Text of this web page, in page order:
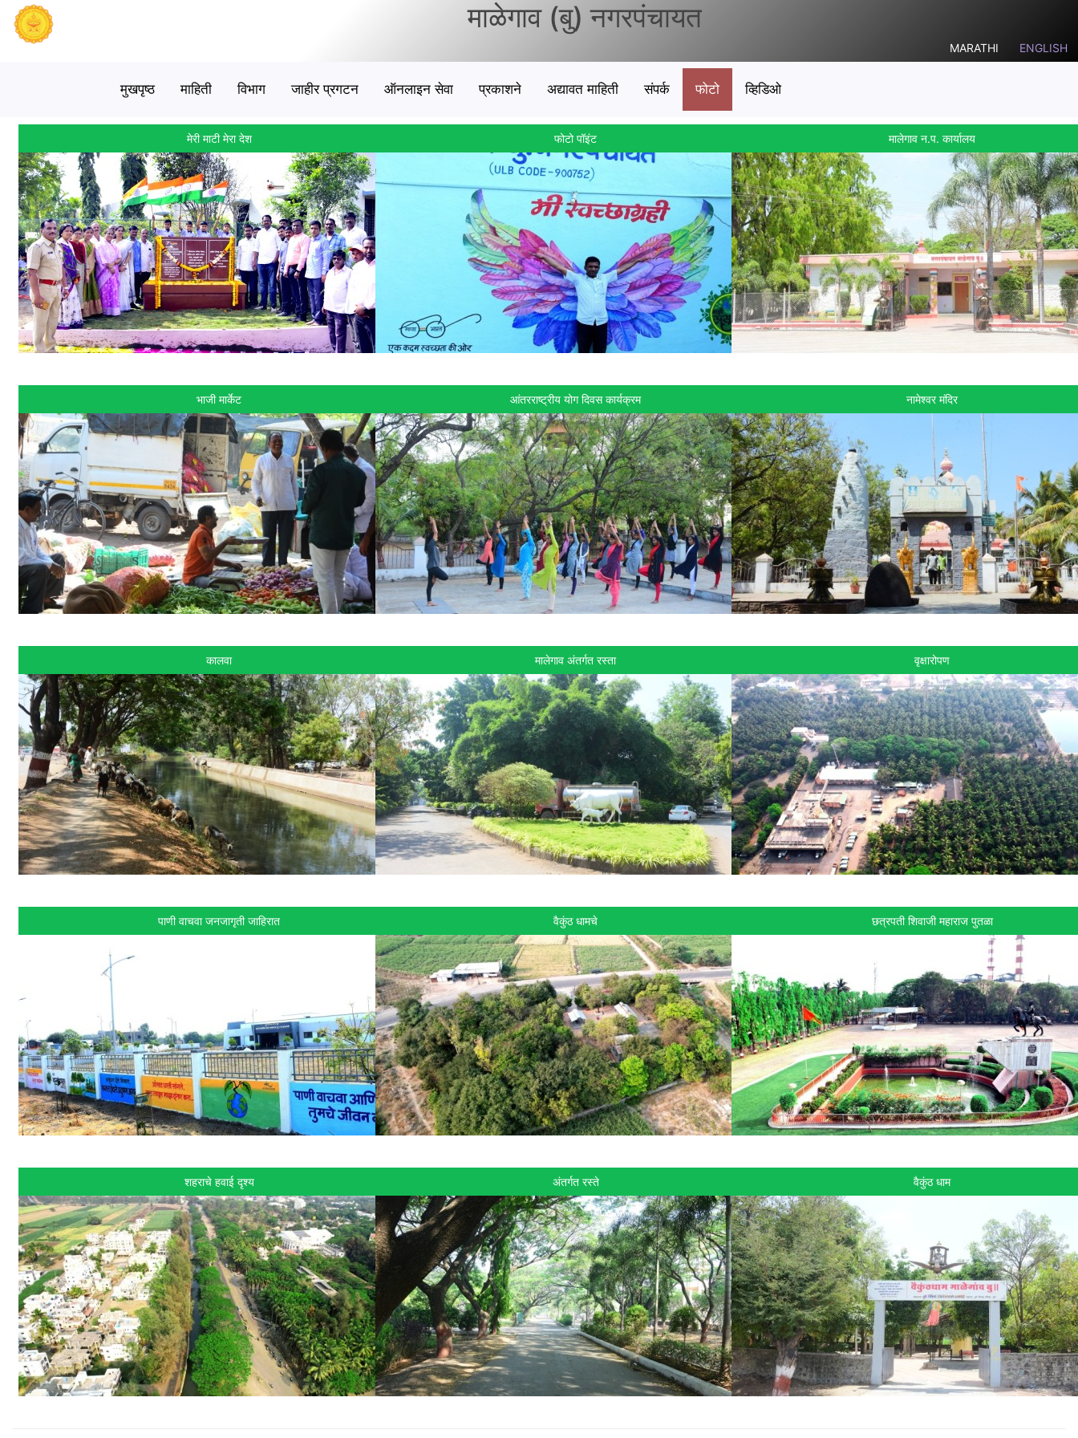
माळेगाव (बु) नगरपंचायत
ENGLISH
MARATHI
मुखपृष्ठ माहिती विभाग जाहीर प्रगटन ऑनलाइन सेवा प्रकाशने अद्यावत माहिती संपर्क फोटो व्हिडिओ
मेरी माटी मेरा देश फोटो पॉइंट मालेगाव न.प. कार्यालय
भाजी मार्केट आंतरराष्ट्रीय योग दिवस कार्यक्रम नामेश्वर मंदिर
कालवा मालेगाव अंतर्गत रस्ता वृक्षारोपण
पाणी वाचवा जनजागृती जाहिरात वैकुंठ धामचे छत्रपती शिवाजी महाराज पुतळा
शहराचे हवाई दृश्य अंतर्गत रस्ते वैकुंठ धाम